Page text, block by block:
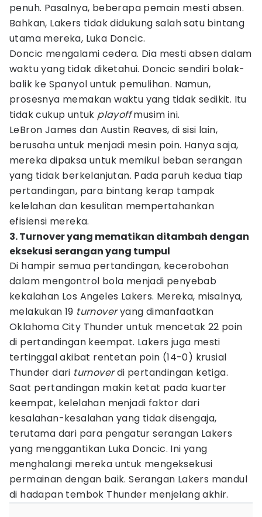
penuh. Pasalnya, beberapa pemain mesti absen.
Bahkan, Lakers tidak didukung salah satu bintang
utama mereka, Luka Doncic.
Doncic mengalami cedera. Dia mesti absen dalam
waktu yang tidak diketahui. Doncic sendiri bolak-
balik ke Spanyol untuk pemulihan. Namun,
prosesnya memakan waktu yang tidak sedikit. Itu
tidak cukup untuk playoffmusim ini.
LeBron James dan Austin Reaves, di sisi lain,
berusaha untuk menjadi mesin poin. Hanya saja,
mereka dipaksa untuk memikul beban serangan
yang tidak berkelanjutan. Pada paruh kedua tiap
pertandingan, para bintang kerap tampak
kelelahan dan kesulitan mempertahankan
efisiensi mereka.
3. Turnover yang mematikan ditambah dengan
eksekusi serangan yang tumpul
Di hampir semua pertandingan, kecerobohan
dalam mengontrol bola menjadi penyebab
kekalahan Los Angeles Lakers. Mereka, misalnya,
melakukan 19 turnoveryang dimanfaatkan
Oklahoma City Thunder untuk mencetak 22 poin
di pertandingan keempat. Lakers juga mesti
tertinggal akibat rentetan poin (14-0) krusial
Thunder dari turnoverdi pertandingan ketiga.
Saat pertandingan makin ketat pada kuarter
keempat, kelelahan menjadi faktor dari
kesalahan-kesalahan yang tidak disengaja,
terutama dari para pengatur serangan Lakers
yang menggantikan Luka Doncic. Ini yang
menghalangi mereka untuk mengeksekusi
permainan dengan baik. Serangan Lakers mandul
di hadapan tembok Thunder menjelang akhir.